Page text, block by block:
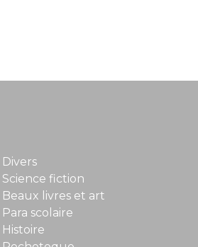
Divers
Science fiction
Beaux livres et art
Para scolaire
Histoire